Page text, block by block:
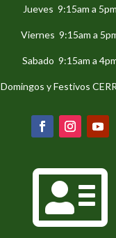
Jueves 9:15am a 5pm
Viernes 9:15am a
Sabado 9:15am a
Domingos y Festivos
